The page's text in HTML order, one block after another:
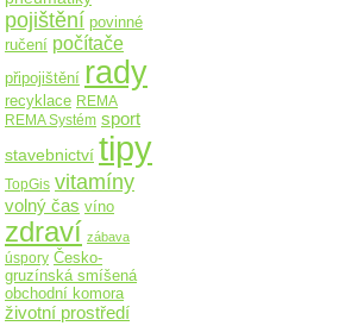
pojištění povinné
ručení počítače
připojištění rady
recyklace REMA
REMA Systém sport
stavebnictví tipy
TopGis vitamíny
volný čas víno
zdraví zábava
úspory Česko-
gruzínská smíšená
obchodní komora
životní prostředí